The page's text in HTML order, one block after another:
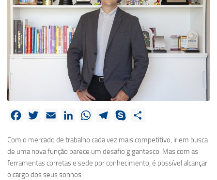
Facebook
Twitter Email LinkedInWhatsAppTelegram
Skype
Com o mercado de trabalho cada vez mais competitivo, ir em busca
de uma nova função parece um desafio gigantesco. Mas com as
ferramentas corretas e sede por conhecimento, é possível alcançar
o cargo dos seus sonhos.